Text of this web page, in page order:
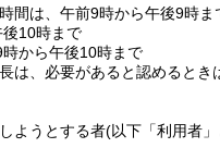
間は、午前9時から午後9時ま
10時まで
から午後10時まで
は、必要があると認めるとき
ようとする者(以下「利用者